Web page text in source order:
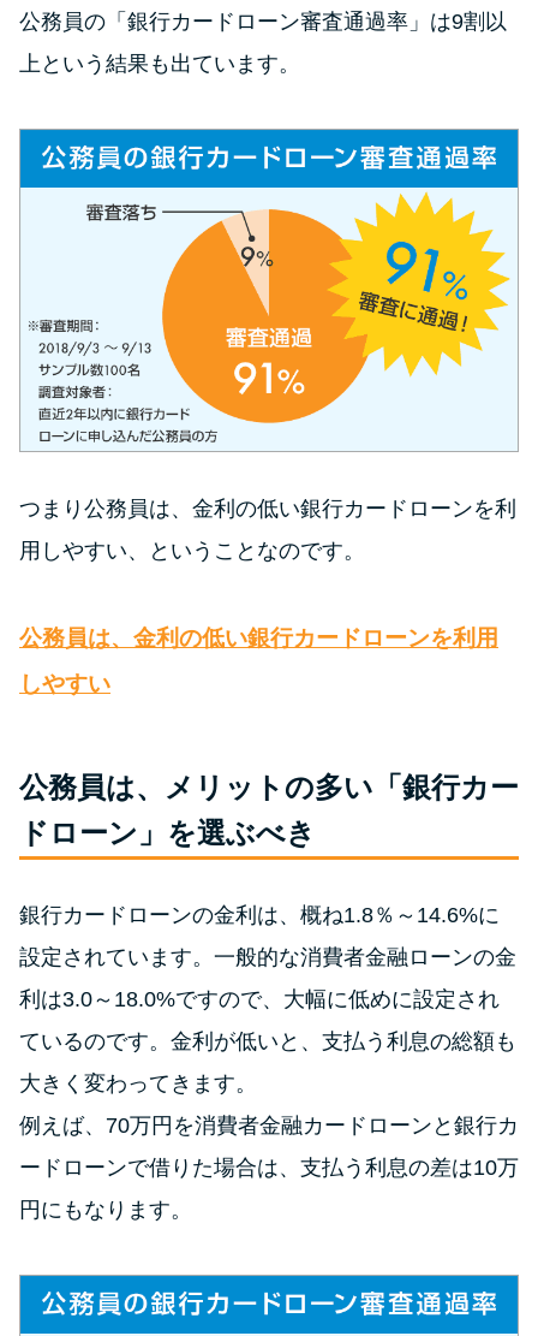
街金とは？絶対審査通る？借金
い理由
質屋でお金を借りるには？年利
やシステムをカードローンと比
較
未成年でもお金を借りられる？
学生がお金を借りる方法があ
る？
へのバレにくさや将来への影響
を解説
は要注意！
の対処法
申し込みブラックとは?判断の目
ブラックでもお金を借りるに
は？3つの判断基準と工面法
アコムはブラックでも審査に通
る？ 自分がブラックか確かめる
方法
アコムとレイクどっちがいい
底解説！
公務員の「銀行カードローン審査通過率」は9割以
上という結果も出ています。
つまり公務員は、金利の低い銀行カードローンを利
用しやすい、ということなのです。
公務員は、金利の低い銀行カードローンを利用
しやすい
公務員は、メリットの多い「銀行カー
ドローン」を選ぶべき
銀行カードローンの金利は、概ね1.8％～14.6%に
設定されています。一般的な消費者金融ローンの金
利は3.0～18.0%ですので、大幅に低めに設定され
ているのです。金利が低いと、支払う利息の総額も
大きく変わってきます。
例えば、70万円を消費者金融カードローンと銀行カ
ードローンで借りた場合は、支払う利息の差は10万
円にもなります。